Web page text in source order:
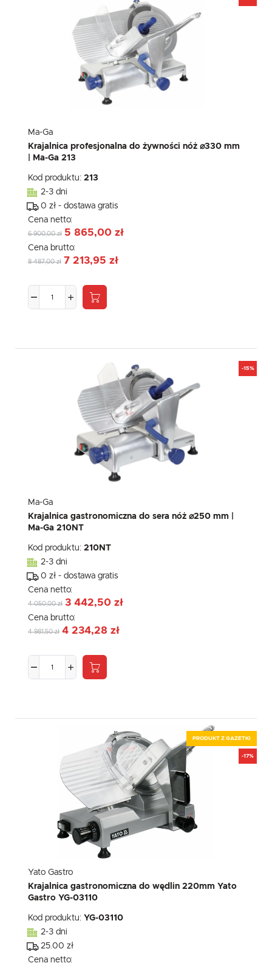
Ma-Ga
Krajalnica profesjonalna do żywności nóż ⌀330 mm
| Ma-Ga 213
Kod produktu: 213
2-3 dni
0 zł - dostawa gratis
Cena netto:
6 900,00 zł 5 865,00 zł
Cena brutto:
8 487,00 zł 7 213,95 zł
-15%
Ma-Ga
Krajalnica gastronomiczna do sera nóż ⌀250 mm |
Ma-Ga 210NT
Kod produktu: 210NT
2-3 dni
0 zł - dostawa gratis
Cena netto:
4 050,00 zł 3 442,50 zł
Cena brutto:
4 981,50 zł 4 234,28 zł
PRODUKT Z GAZETKI
-17%
Yato Gastro
Krajalnica gastronomiczna do wędlin 220mm Yato
Gastro YG-03110
Kod produktu: YG-03110
2-3 dni
25.00 zł
Cena netto: